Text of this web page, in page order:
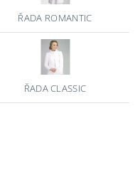
ŘADA ROMANTIC
ŘADA CLASSIC